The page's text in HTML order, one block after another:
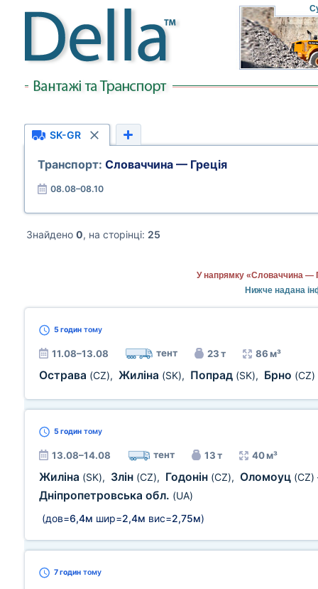
SK-GR
Транспорт: Словаччина — Греція
08.08–08.10
Знайдено 0, на сторінці: 25
У напрямку «Словаччина —
Нижче надана
5 годин тому
11.08–13.08 тент 23 т 86 м³
Острава (CZ), Жиліна (SK), Попрад (SK), Брно (CZ)
5 годин тому
13.08–14.08 тент 13 т 40 м³
Жиліна (SK), Злін (CZ), Годонін (CZ), Оломоуц (CZ)
Дніпропетровська обл. (UA)
(дов=6,4м шир=2,4м вис=2,75м)
7 годин тому